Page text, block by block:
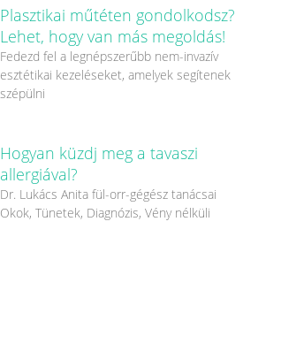
Plasztikai műtéten gondolkodsz?
Lehet, hogy van más megoldás!
Fedezd fel a legnépszerűbb nem-invazív
esztétikai kezeléseket, amelyek segítenek
szépülni
Hogyan küzdj meg a tavaszi
allergiával?
Dr. Lukács Anita fül-orr-gégész tanácsai
Okok, Tünetek, Diagnózis, Vény nélküli